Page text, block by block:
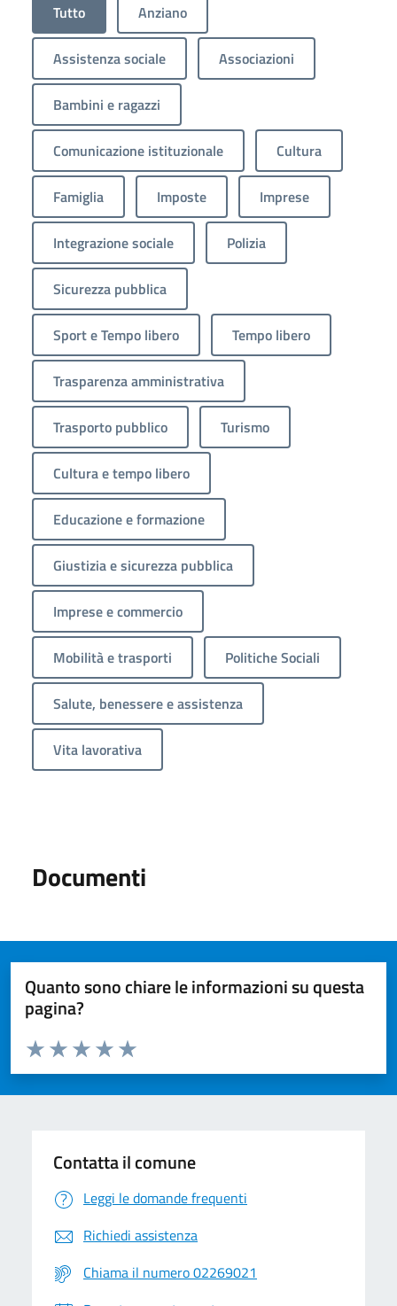
Tutto Anziano
Assistenza sociale Associazioni
Bambini e ragazzi
Comunicazione istituzionale Cultura
Famiglia Imposte Imprese
Integrazione sociale Polizia
Sicurezza pubblica
Sport e Tempo libero Tempo libero
Trasparenza amministrativa
Trasporto pubblico Turismo
Cultura e tempo libero
Educazione e formazione
Giustizia e sicurezza pubblica
Imprese e commercio
Mobilità e trasporti Politiche Sociali
Salute, benessere e assistenza
Vita lavorativa
Documenti
Quanto sono chiare le informazioni su questa
pagina?
Valuta da 1 a 5 stelle la pagina
Valuta 5 stelle su 5
Valuta 4 stelle su 5
Valuta 3 stelle su 5
Valuta 2 stelle su 5
Valuta 1 stelle su 5
Contatta il comune
Leggi le domande frequenti
Richiedi assistenza
Chiama il numero 02269021